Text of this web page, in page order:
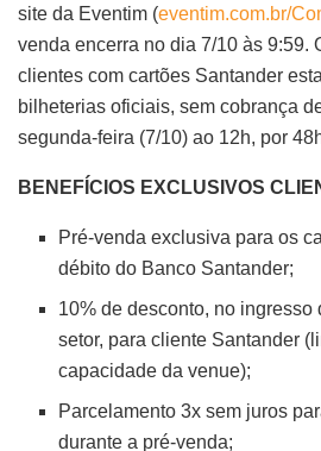
site da Eventim (eventim.com.br/
venda encerra no dia 7/10 às 9:59.
clientes com cartões Santander
bilheterias oficiais, sem cobrança
segunda-feira (7/10) ao 12h, por
BENEFÍCIOS EXCLUSIVOS
Pré-venda exclusiva para os
débito do Banco Santander;
10% de desconto, no
setor, para cliente Santander
capacidade da venue);
Parcelamento 3x sem juros
durante a pré-venda;